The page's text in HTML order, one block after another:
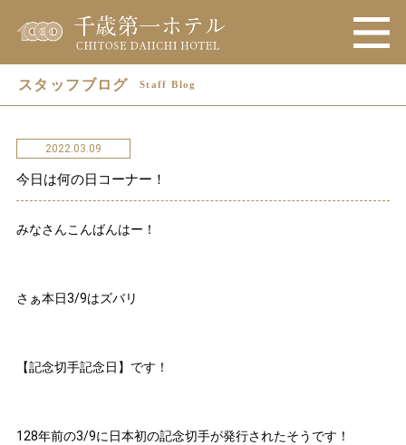
スタッフブログ Staff Blog
2022.03.09
今日は何の日コーナー！
みなさんこんばんはー！
さぁ本日3/9はズバリ
【記念切手記念日】です！
128年前の3/9に日本初の記念切手が発行されたそうです！